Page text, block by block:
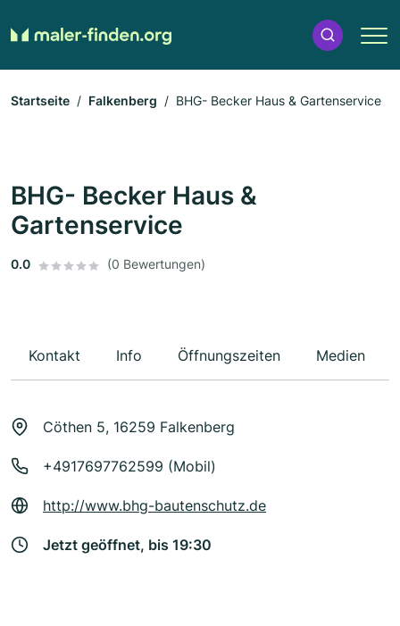
Startseite Falkenberg BHG- Becker Haus & Gartenservice
BHG- Becker Haus &
Gartenservice
0.0 (0 Bewertungen)
Kontakt Info Öffnungszeiten Medien
Cöthen 5, 16259 Falkenberg
+4917697762599 (Mobil)
http://www.bhg-bautenschutz.de
Jetzt geöffnet, bis 19:30